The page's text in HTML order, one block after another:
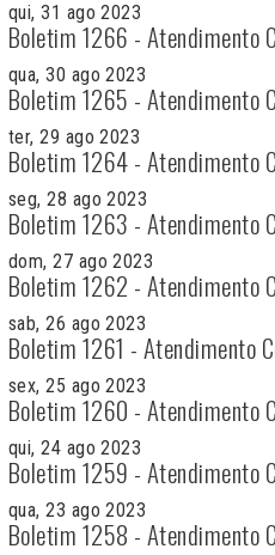
qui, 31 ago 2023
Boletim 1266 - Atendimento
qua, 30 ago 2023
Boletim 1265 - Atendimento
ter, 29 ago 2023
Boletim 1264 - Atendimento
seg, 28 ago 2023
Boletim 1263 - Atendimento
dom, 27 ago 2023
Boletim 1262 - Atendimento
sab, 26 ago 2023
Boletim 1261 - Atendimento
sex, 25 ago 2023
Boletim 1260 - Atendimento
qui, 24 ago 2023
Boletim 1259 - Atendimento
qua, 23 ago 2023
Boletim 1258 - Atendimento